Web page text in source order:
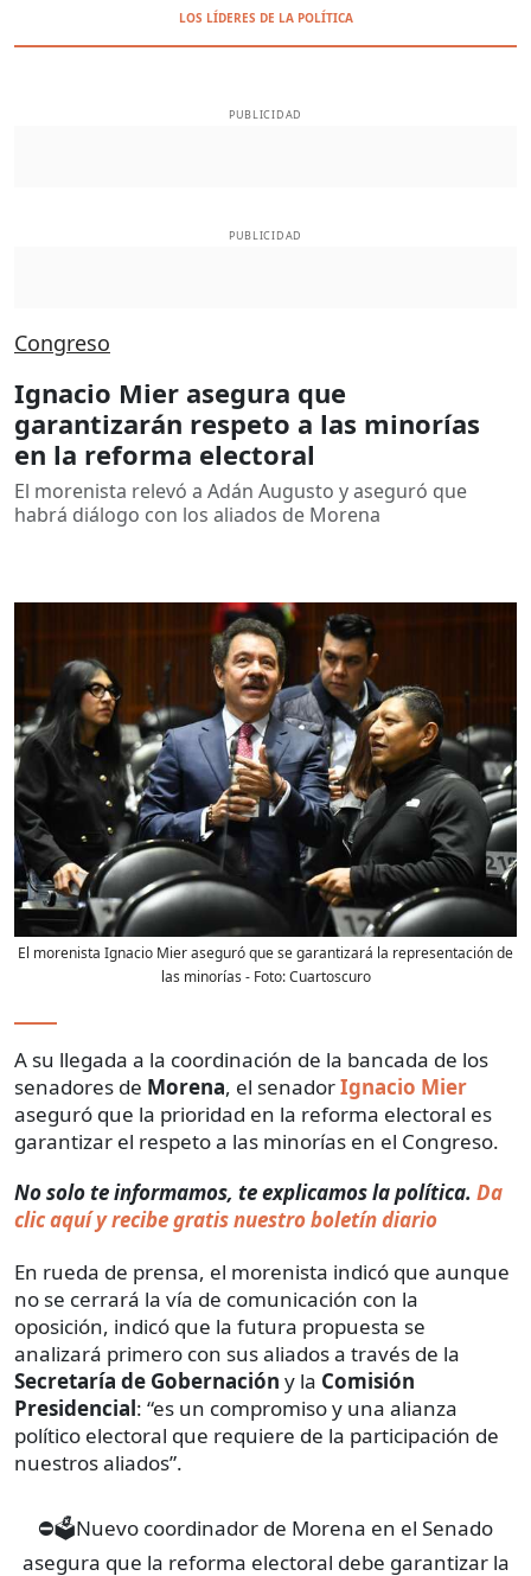
LOS LÍDERES DE LA POLÍTICA
PUBLICIDAD
PUBLICIDAD
Congreso
Ignacio Mier asegura que
garantizarán respeto a las minorías
en la reforma electoral
El morenista relevó a Adán Augusto y aseguró que
habrá diálogo con los aliados de Morena
El morenista Ignacio Mier aseguró que se garantizará la representación de
las minorías - Foto:Cuartoscuro
A su llegada a la coordinación de la bancada de los
senadores de Morena, el senadorIgnacio Mier
aseguró que la prioridad en la reforma electoral es
garantizar el respeto a las minorías en el Congreso.
No solo te informamos, te explicamos la política. Da
clic aquí y recibe gratis nuestro boletín diario
En rueda de prensa, el morenista indicó que aunque
no se cerrará la vía de comunicación con la
oposición, indicó que la futura propuesta se
analizará primero con sus aliados a través de la
Secretaría de Gobernación y la Comisión
Presidencial: “es un compromiso y una alianza
político electoral que requiere de la participación de
nuestros aliados”.
⛔🗳️Nuevo coordinador de Morena en el Senado
asegura que la reforma electoral debe garantizar la